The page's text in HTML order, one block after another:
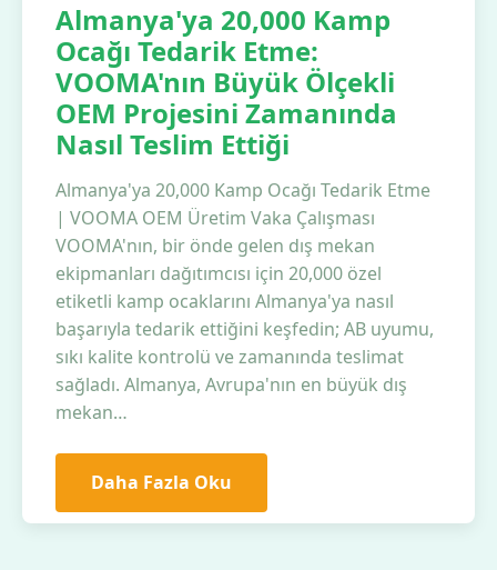
Almanya'ya 20,000 Kamp
Ocağı Tedarik Etme:
VOOMA'nın Büyük Ölçekli
OEM Projesini Zamanında
Nasıl Teslim Ettiği
Almanya'ya 20,000 Kamp Ocağı Tedarik Etme
| VOOMA OEM Üretim Vaka Çalışması
VOOMA'nın, bir önde gelen dış mekan
ekipmanları dağıtımcısı için 20,000 özel
etiketli kamp ocaklarını Almanya'ya nasıl
başarıyla tedarik ettiğini keşfedin; AB uyumu,
sıkı kalite kontrolü ve zamanında teslimat
sağladı. Almanya, Avrupa'nın en büyük dış
mekan…
Daha Fazla Oku